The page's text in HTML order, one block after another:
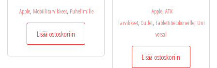
Apple, Mobiilitarvikkeet, Puhelimille
Lisää ostoskoriin
Apple, ATK
Tarvikkeet, Outlet, Tablettitietokoneille, Uni
versal
Lisää ostoskoriin